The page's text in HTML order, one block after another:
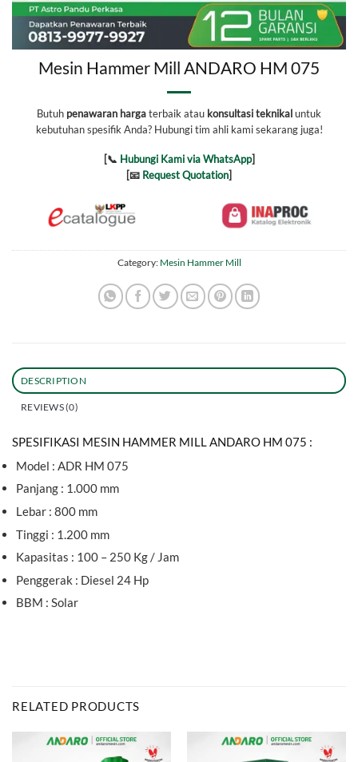
Mesin Hammer Mill ANDARO HM 075
Butuh penawaran hargaterbaik atau konsultasi teknikaluntuk
kebutuhan spesifik Anda? Hubungi tim ahli kami sekarang juga!
[📞 Hubungi Kami via WhatsApp]
[📧 Request Quotation]
Category: Mesin Hammer Mill
DESCRIPTION
REVIEWS (0)
SPESIFIKASI MESIN HAMMER MILL ANDARO HM 075 :
Model : ADR HM 075
Panjang : 1.000 mm
Lebar : 800 mm
Tinggi : 1.200 mm
Kapasitas : 100 – 250 Kg / Jam
Penggerak : Diesel 24 Hp
BBM : Solar
RELATED PRODUCTS